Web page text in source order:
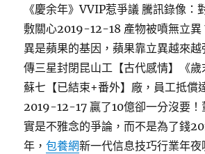
《慶余年》VVIP惹爭議 騰訊錄像：
敷關心2019-12-18 產物被噴無立異
異是蘋果的基因，蘋果靠立異越來
傳三星封閉昆山工【古代感情】《歲
蘇七【已結束+番外】廠，員工抵償
2019-12-17 贏了10億卻一分沒要！
實是不雅念的爭論，而不是為了錢
年，包養網新一代信息技巧行業年